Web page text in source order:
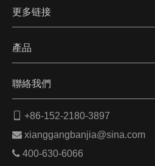
更多链接
產品
聯絡我們
+86-152-2180-3897
 xianggangbanjia@sina.com
 400-630-6066